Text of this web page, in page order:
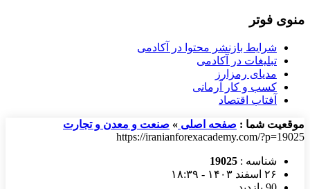
منوی فوتر
شرایط بازنشر محتوا در آکادمی
تبلیغات در آکادمی
مدیای رمزارز
کسب و کار آرمانی
آفتاب اقتصاد
موقعیت شما : صفحه اصلی » صنعت و معدن و تجارت
https://iranianforexacademy.com/?p=19025
شناسه : 19025
۲۶ اسفند ۱۴۰۳ - ۱۸:۳۹